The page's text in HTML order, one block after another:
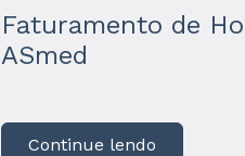
Faturamento de
ASmed
Continue lendo